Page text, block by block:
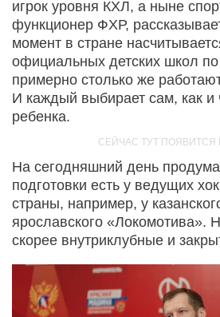
игрок уровня КХЛ, а ныне
функционер ФХР,
момент в стране
официальных детских школ
примерно столько же
И каждый выбирает сам, как и
ребенка.
На сегодняшний день
подготовки есть у ведущих
страны, например, у
ярославского «Локомотива».
скорее внутриклубные и